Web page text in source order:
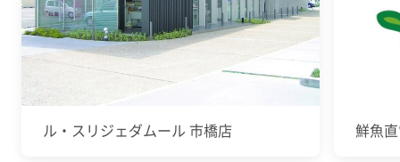
ル・スリジェダムール 市橋店 鮮魚